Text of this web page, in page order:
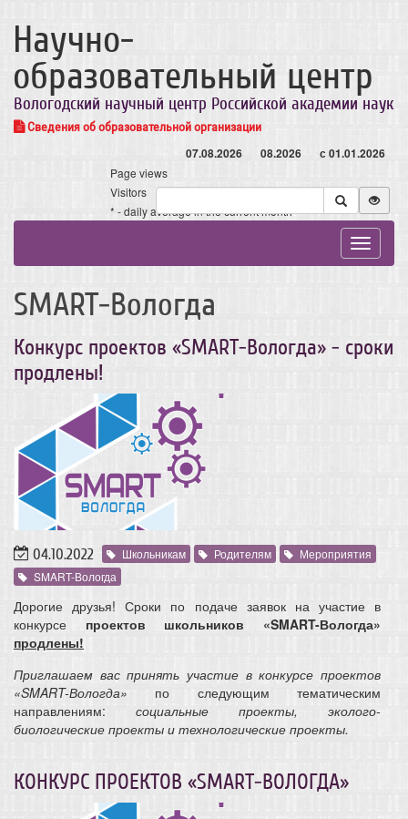
Научно-
образовательный центр
Вологодский научный центр Российской академии наук
Сведения об образовательной организации
07.08.2026 08.2026 с 01.01.2026
Page views
Visitors
* - daily average in the current month
Toggle
SMART-Вологда
Конкурс проектов «SMART-Вологда» - сроки
продлены!
04.10.2022 Школьникам Родителям
Мероприятия
SMART-Вологда
Дорогие друзья! Сроки по подаче заявок на участие в
конкурсе проектов школьников «SMART-Вологда»
продлены!
Приглашаем вас принять участие в конкурсе проектов
«SMART-Вологда» по следующим тематическим
направлениям: социальные проекты, эколого-
биологические проекты и технологические проекты.
КОНКУРС ПРОЕКТОВ «SMART-ВОЛОГДА»